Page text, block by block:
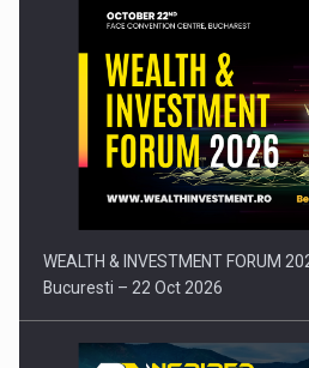
Comunicat de presa: Joburile part-
WEALTH & INVESTMENT FORUM
Bucuresti – 22 Oct 2026